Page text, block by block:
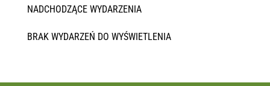
NADCHODZĄCE WYDARZENIA
BRAK WYDARZEŃ DO WYŚWIETLENIA